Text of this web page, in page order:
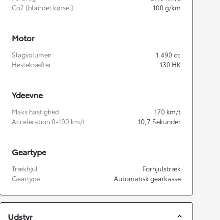
Co2 (blandet kørsel)
100 g/km
Motor
Slagvolumen 1.490 cc
Hestekræfter
130 HK
Ydeevne
Maks hastighed 170 km/t
Acceleration 0-100 km/t
10,7 Sekunder
Geartype
Trækhjul
Forhjulstræk
Geartype
Automatisk gearkasse
Udstyr